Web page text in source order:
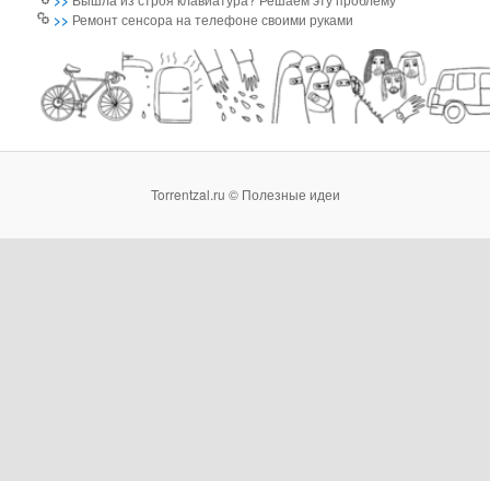
>> Ремонт сенсора на телефоне своими руками
Torrentzal.ru © Полезные идеи